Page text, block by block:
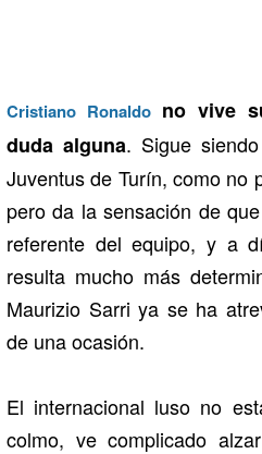
Cristiano Ronaldono vive
duda alguna. Sigue
Juventus de Turín, como no
pero da la sensación de
referente del equipo, y a
resulta mucho más
Maurizio Sarri ya se ha
de una ocasión.
El internacional luso no
colmo, ve complicado